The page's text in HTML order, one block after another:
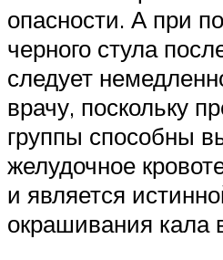
опасности. А при
черного стула
следует
врачу, поскольку
группы способны
желудочное
и является
окрашивания кала